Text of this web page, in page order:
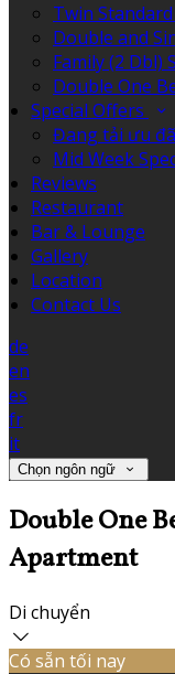
Twin
Double and
Family (2 Dbl)
Double One
Special Offers
Đang tải ưu
Mid Week
Reviews
Restaurant
Bar & Lounge
Gallery
Location
Contact Us
de
en
es
fr
it
Chọn ngôn ngữ
Double One
Apartment
Di chuyển
Có sẵn tối nay